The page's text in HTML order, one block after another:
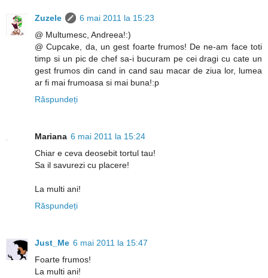
Zuzele
6 mai 2011 la 15:23
@ Multumesc, Andreea!:)
@ Cupcake, da, un gest foarte frumos! De ne-am face toti
timp si un pic de chef sa-i bucuram pe cei dragi cu cate un
gest frumos din cand in cand sau macar de ziua lor, lumea
ar fi mai frumoasa si mai buna!:p
Răspundeți
Mariana 6 mai 2011 la 15:24
Chiar e ceva deosebit tortul tau!
Sa il savurezi cu placere!
La multi ani!
Răspundeți
Just_Me 6 mai 2011 la 15:47
Foarte frumos!
La multi ani!